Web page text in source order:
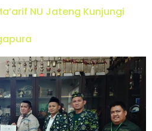
NU Jateng Kunjungi